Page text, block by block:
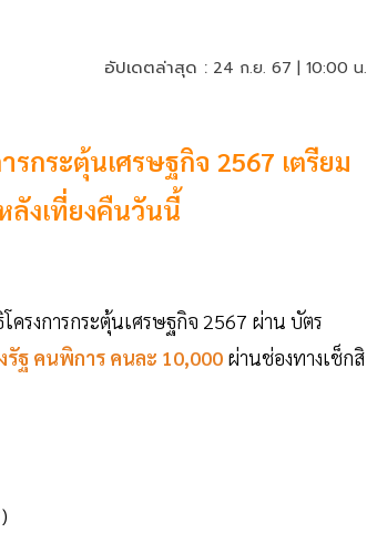
อัปเดตล่าสุด : 24 ก.ย. 67 | 10:00 น.
กระตุ้นเศรษฐกิจ 2567 เตรียม
งเที่ยงคืนวันนี้
ครงการกระตุ้นเศรษฐกิจ 2567 ผ่าน บัตร
ฐ คนพิการ คนละ 10,000 ผ่านช่องทางเช็กสิ